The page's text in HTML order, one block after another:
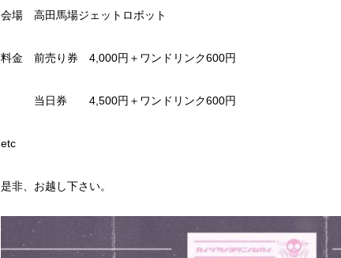
会場 高田馬場ジェットロボット
料金 前売り券 4,000円＋ワンドリンク600円
当日券 4,500円＋ワンドリンク600円
etc
是非、お越し下さい。